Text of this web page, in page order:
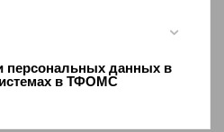
персональных данных в
в ТФОМС